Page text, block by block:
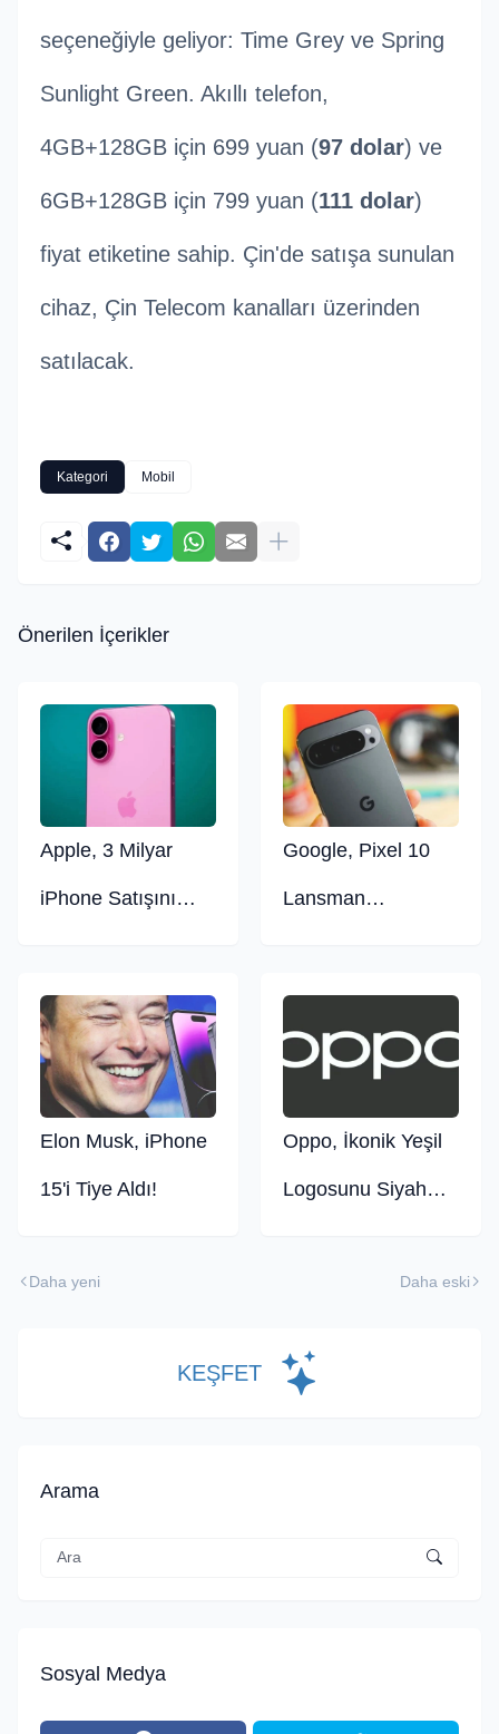
seçeneğiyle geliyor: Time Grey ve Spring
Sunlight Green. Akıllı telefon,
4GB+128GB için 699 yuan (97 dolar) ve
6GB+128GB için 799 yuan (111 dolar)
fiyat etiketine sahip. Çin'de satışa sunulan
cihaz, Çin Telecom kanalları üzerinden
satılacak.
Kategori Mobil
Önerilen İçerikler
Apple, 3 Milyar
iPhone Satışını
Google, Pixel 10
Lansman
Açıkladı
Elon Musk, iPhone
15'i Tiye Aldı!
Oppo, İkonik Yeşil
Logosunu Siyah
Daha yeni Daha eski
KEŞFET
Arama
Sosyal Medya